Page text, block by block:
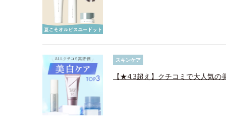
スキンケア
【★4.3超え】クチコミで大人気の